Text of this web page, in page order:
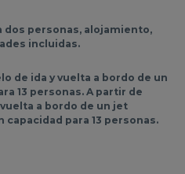
dos personas, alojamiento,
incluidas.
de ida y vuelta a bordo de un
13 personas. A partir de
vuelta a bordo de un jet
para 13 personas.